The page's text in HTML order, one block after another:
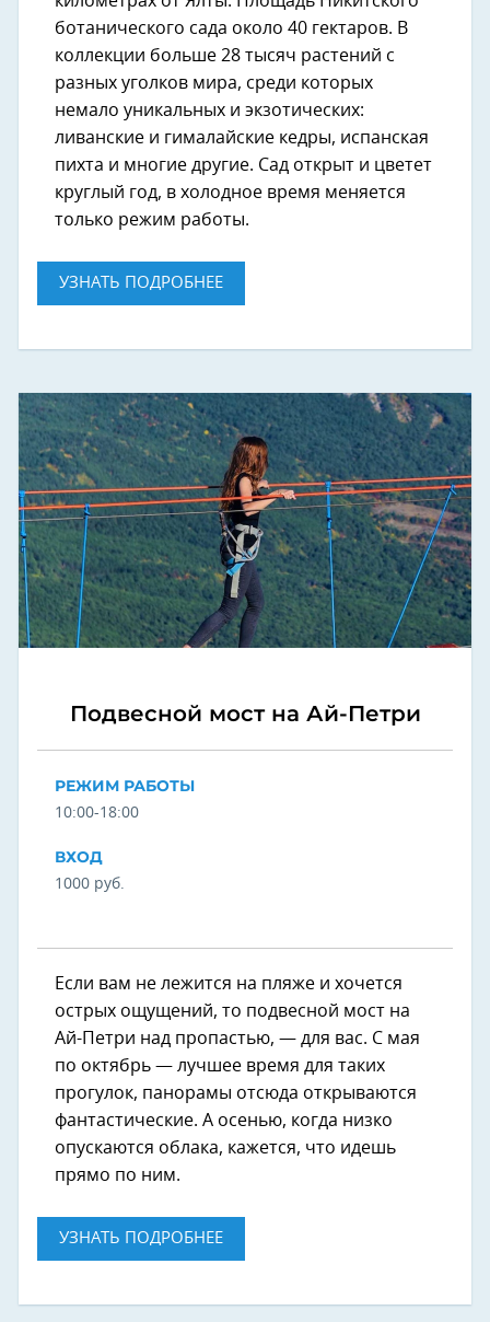
ботанического сада около 40 гектаров. В
коллекции больше 28 тысяч растений с
разных уголков мира, среди которых
немало уникальных и экзотических:
ливанские и гималайские кедры, испанская
пихта и многие другие. Сад открыт и цветет
круглый год, в холодное время меняется
только режим работы.
УЗНАТЬ ПОДРОБНЕЕ
Подвесной мост на Ай-Петри
РЕЖИМ РАБОТЫ
10:00-18:00
ВХОД
1000 руб.
Если вам не лежится на пляже и хочется
острых ощущений, то подвесной мост на
Ай-Петри над пропастью, — для вас. С мая
по октябрь — лучшее время для таких
прогулок, панорамы отсюда открываются
фантастические. А осенью, когда низко
опускаются облака, кажется, что идешь
прямо по ним.
УЗНАТЬ ПОДРОБНЕЕ